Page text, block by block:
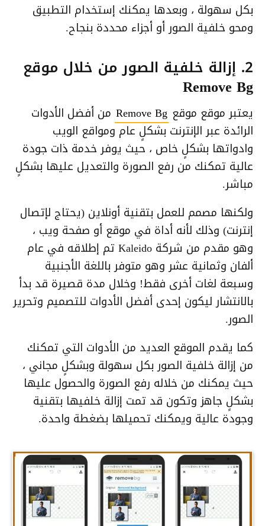
بكل سهولة ، وبعدها يمكنك إستخدام التطبيق
ومحو خلفية الصور أو أجزاء محددة بنجاح.
2. إزالة خلفية الصور من خلال موقع
Remove Bg
يعتبر موقع موقع Remove Bg من أفضل الأدوات
الرائدة عبر الإنترنت بشكلٍ عام ومواقع الويب
وادواتها بشكلٍ خاص ، حيث يوفر خدمة ذات جودة
عالية تمكنك من رفع الصورة والتعديل عليها بشكلٍ
مباشر.
ولكنها مصمم للعمل بتقنية أونلاين (يحتاج لإتصال
إنترنت) وذلك لأنه أداة في موقع أو صفحة ويب ،
وهو مقدم من شركة Kaleido تم إطلاقه في عام
ألفان وثمانية عشر وهو متوفر باللغة الأجنبية
وسبعة لغات أخرى فقط! وخلال مدة قصيرة قد بدأ
بالانتشار ليكون إحدى أفضل الأدوات للتصميم وتحرير
الصور.
كما يقدم الموقع العديد من الأدوات التي تمكنك
من إزالة خلفية الصور بكل سهولة وبشكلٍ مجاني ،
حيث يمكنك من خلاله رفع الصورة والحصول عليها
بشكلٍ جاهز وتكون قد تمت إزالة خلفيها بتقنية
وجودة عالية ويمكنك تحميلها بضغطة واحدة.